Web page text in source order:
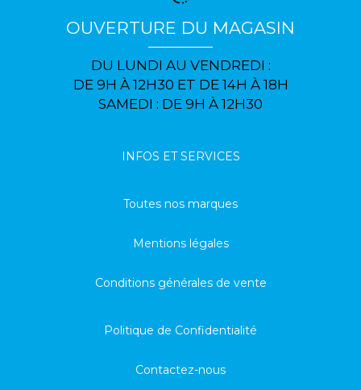
OUVERTURE DU MAGASIN
DU LUNDI AU VENDREDI :
DE 9H À 12H30 ET DE 14H À 18H
SAMEDI : DE 9H À 12H30
INFOS ET SERVICES
Toutes nos marques
Mentions légales
Conditions générales de vente
Politique de Confidentialité
Contactez-nous